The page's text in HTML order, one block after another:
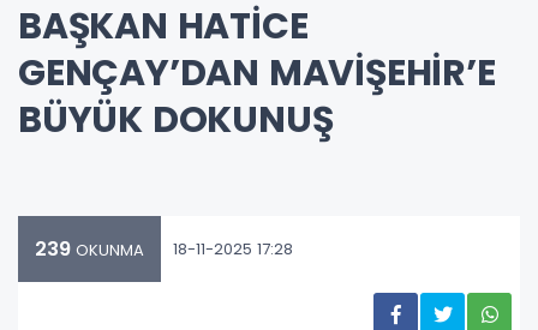
BAŞKAN HATİCE
GENÇAY’DAN MAVİŞEHİR’E
BÜYÜK DOKUNUŞ
239 OKUNMA 18-11-2025 17:28